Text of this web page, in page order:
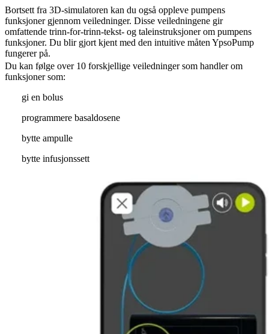
Bortsett fra 3D-simulatoren kan du også oppleve pumpens
funksjoner gjennom veiledninger. Disse veiledningene gir
omfattende trinn-for-trinn-tekst- og taleinstruksjoner om pumpens
funksjoner. Du blir gjort kjent med den intuitive måten YpsoPump
fungerer på.
Du kan følge over 10 forskjellige veiledninger som handler om
funksjoner som:
gi en bolus
programmere basaldosene
bytte ampulle
bytte infusjonssett